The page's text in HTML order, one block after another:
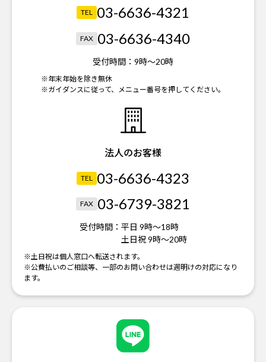
TEL 03-6636-4321
FAX 03-6636-4340
受付時間： 9時～20時
※年末年始を除き無休
※ガイダンスに従って、メニュー番号を押してください。
法人のお客様
TEL 03-6636-4323
FAX 03-6739-3821
受付時間： 平日 9時～18時
土日祝 9時～20時
※土日祝は個人窓口へ転送されます。
※公費払いのご相談等、一部のお問い合わせは週明けの対応になり
ます。